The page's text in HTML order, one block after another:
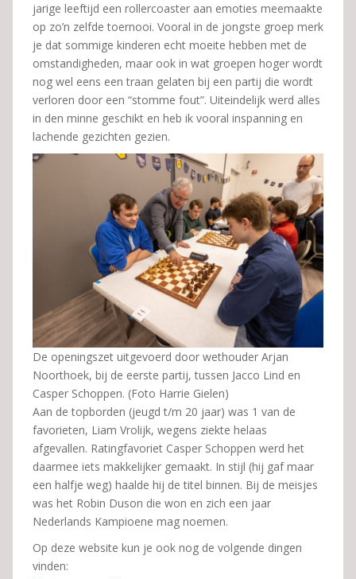
jarige leeftijd een rollercoaster aan emoties meemaakte
op zo’n zelfde toernooi. Vooral in de jongste groep merk
je dat sommige kinderen echt moeite hebben met de
omstandigheden, maar ook in wat groepen hoger wordt
nog wel eens een traan gelaten bij een partij die wordt
verloren door een “stomme fout”. Uiteindelijk werd alles
in den minne geschikt en heb ik vooral inspanning en
lachende gezichten gezien.
De openingszet uitgevoerd door wethouder Arjan
Noorthoek, bij de eerste partij, tussen Jacco Lind en
Casper Schoppen. (Foto Harrie Gielen)
Aan de topborden (jeugd t/m 20 jaar) was 1 van de
favorieten, Liam Vrolijk, wegens ziekte helaas
afgevallen. Ratingfavoriet Casper Schoppen werd het
daarmee iets makkelijker gemaakt. In stijl (hij gaf maar
een halfje weg) haalde hij de titel binnen. Bij de meisjes
was het Robin Duson die won en zich een jaar
Nederlands Kampioene mag noemen.
Op deze website kun je ook nog de volgende dingen
vinden: